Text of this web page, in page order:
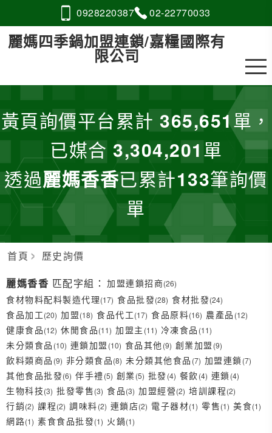
0928220387 02-22770033
麗媽四季鍋加盟連鎖/嘉糧國際有
限公司
黃頁詢價平台累計 365,651單，
已媒合 3,304,201單
透過麗媽香香已累計133筆詢價
單
首頁
歷史詢價
麗媽香香 匹配字組： 加盟連鎖招商(26)
食材物料配料製造代理(17) 食品批發(28) 食材批發(24)
食品加工(20) 加盟(18) 食品代工(17) 食品原料(16) 農產品 (12)
健康食品(12) 休閒食品(11) 加盟主 (11) 冷凍食品 (11)
未分類食品 (10) 連鎖加盟 (10) 食品其他(9) 創業加盟 (9)
飲料類商品 (9) 非分類食品(8) 未分類其他食品 (7) 加盟連鎖 (7)
其他食品批發(6) 伴手禮(5) 創業(5) 批發(4) 餐飲(4) 連鎖 (4)
生物科技(3) 批發零售(3) 食品(3) 加盟經營(2) 培訓課程(2)
行銷(2) 課程(2) 調味料(2) 連鎖店(2) 電子器材(1) 零售(1) 美食(1)
網路(1) 素食食品批發(1) 火鍋(1)